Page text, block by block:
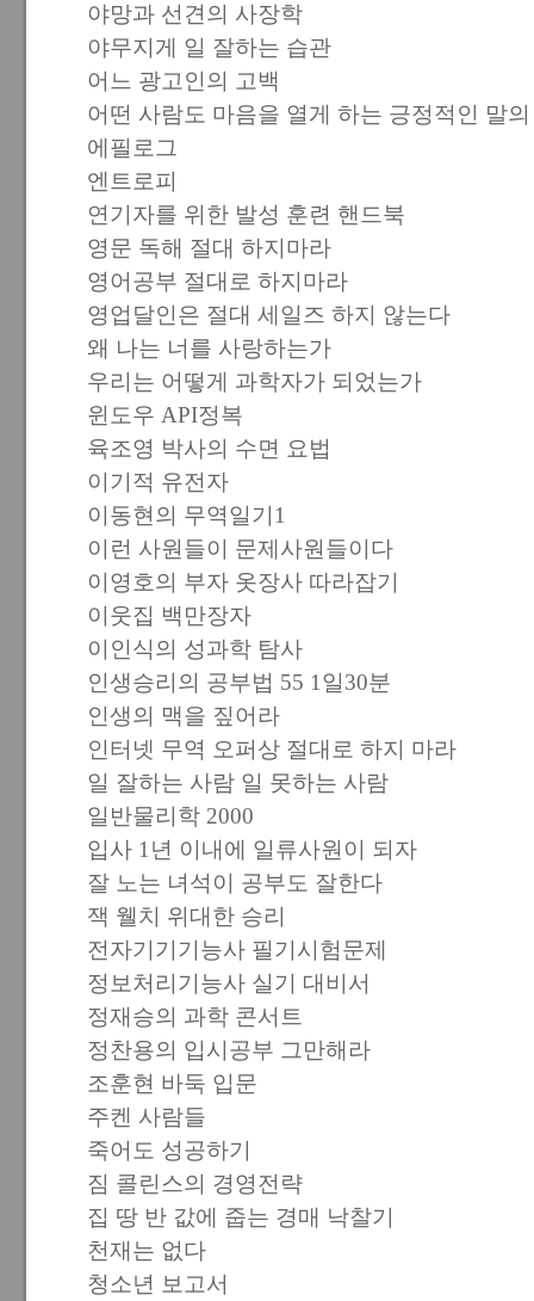
야망과 선견의 사장학
야무지게 일 잘하는 습관
어느 광고인의 고백
어떤 사람도 마음을 열게 하는 긍정적인 말
에필로그
엔트로피
연기자를 위한 발성 훈련 핸드북
영문 독해 절대 하지마라
영어공부 절대로 하지마라
영업달인은 절대 세일즈 하지 않는다
왜 나는 너를 사랑하는가
우리는 어떻게 과학자가 되었는가
윈도우 API정복
육조영 박사의 수면 요법
이기적 유전자
이동현의 무역일기1
이런 사원들이 문제사원들이다
이영호의 부자 옷장사 따라잡기
이웃집 백만장자
이인식의 성과학 탐사
인생승리의 공부법 55 1일30분
인생의 맥을 짚어라
인터넷 무역 오퍼상 절대로 하지 마라
일 잘하는 사람 일 못하는 사람
일반물리학 2000
입사 1년 이내에 일류사원이 되자
잘 노는 녀석이 공부도 잘한다
잭 웰치 위대한 승리
전자기기기능사 필기시험문제
정보처리기능사 실기 대비서
정재승의 과학 콘서트
정찬용의 입시공부 그만해라
조훈현 바둑 입문
주켄 사람들
죽어도 성공하기
짐 콜린스의 경영전략
집 땅 반 값에 줍는 경매 낙찰기
천재는 없다
청소년 보고서